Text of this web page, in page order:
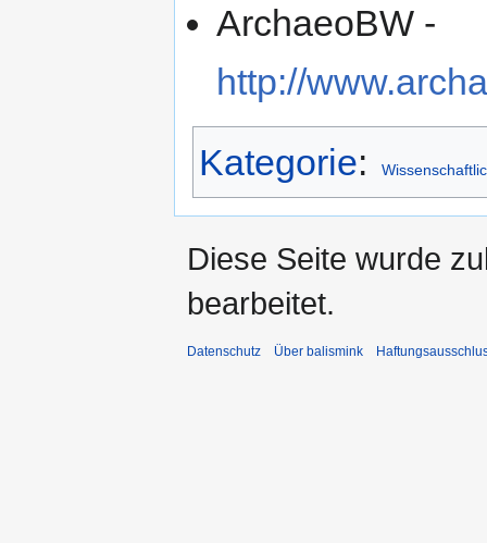
ArchaeoBW -
http://
Kategorie:
Diese Seite wurde
bearbeitet.
Datenschutz Über balismink